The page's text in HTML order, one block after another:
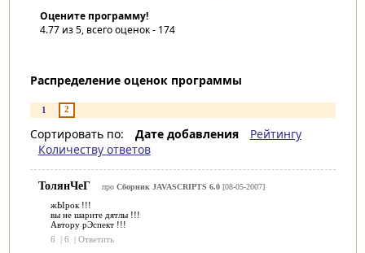
Оцените программу!
4.77из 5, всего оценок - 174
Распределение оценок программы
1 2
Сортировать по: Дате добавления
Рейтингу
Количеству ответов
ТолянЧеГ про Сборник JAVASCRIPTS 6.0[08-05-2007]
жЫрок !!!
вы не шарите дятлы !!!
Автору рЭспект !!!
6
| 6 | Ответить